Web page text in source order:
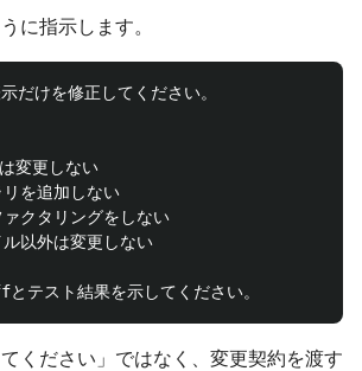
に指示します。
だけを修正してください。
変更しない
を追加しない
クタリングをしない
以外は変更しない
てください」ではなく、変更契約を渡す